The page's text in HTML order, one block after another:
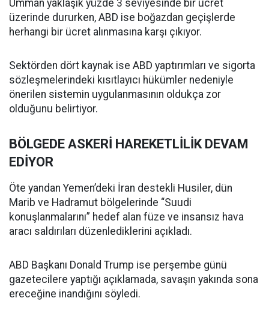
Umman yaklaşık yüzde 3 seviyesinde bir ücret
üzerinde dururken, ABD ise boğazdan geçişlerde
herhangi bir ücret alınmasına karşı çıkıyor.
Sektörden dört kaynak ise ABD yaptırımları ve sigorta
sözleşmelerindeki kısıtlayıcı hükümler nedeniyle
önerilen sistemin uygulanmasının oldukça zor
olduğunu belirtiyor.
BÖLGEDE ASKERİ HAREKETLİLİK DEVAM
EDİYOR
Öte yandan Yemen’deki İran destekli Husiler, dün
Marib ve Hadramut bölgelerinde “Suudi
konuşlanmalarını” hedef alan füze ve insansız hava
aracı saldırıları düzenlediklerini açıkladı.
ABD Başkanı Donald Trump ise perşembe günü
gazetecilere yaptığı açıklamada, savaşın yakında sona
ereceğine inandığını söyledi.